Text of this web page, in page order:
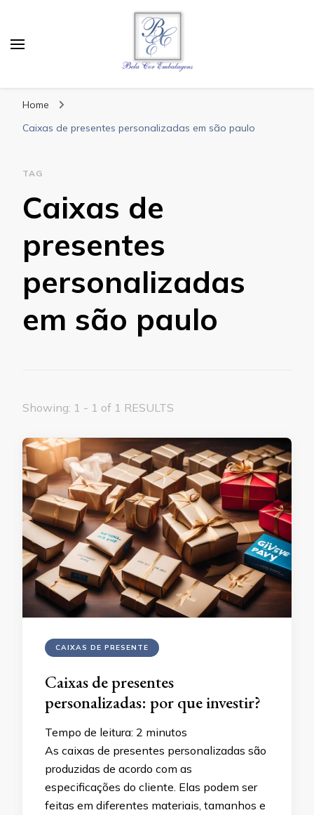
Home
Caixas de presentes personalizadas em são paulo
TAG
Caixas de
presentes
personalizadas
em são paulo
Showing: 1 - 1 of 1 RESULTS
CAIXAS DE PRESENTE
Caixas de presentes
personalizadas: por que investir?
Tempo de leitura: 2 minutos
As caixas de presentes personalizadas são
produzidas de acordo com as
especificações do cliente. Elas podem ser
feitas em diferentes materiais, tamanhos e